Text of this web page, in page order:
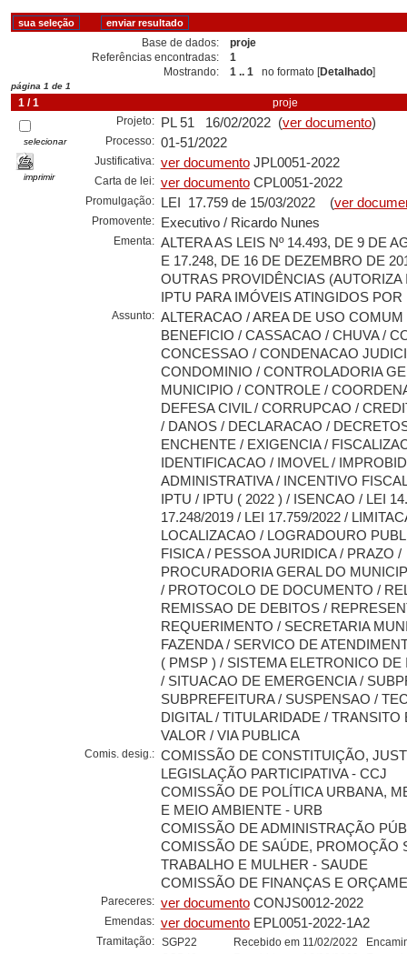
Base de dados:
proje
Referências encontradas:
1
Mostrando:
1 .. 1 no formato [Detalhado]
página 1 de 1
1 / 1 proje
selecionar
imprimir
Projeto: PL 51 16/02/2022 (ver documento)
Processo: 01-51/2022
Justificativa: ver documentoJPL0051-2022
Carta de lei: ver documentoCPL0051-2022
Promulgação: LEI 17.759 de 15/03/2022 (ver
Promovente: Executivo / Ricardo Nunes
Ementa: ALTERA AS LEIS Nº 14.493, DE 9 DE
E 17.248, DE 16 DE DEZEMBRO DE
OUTRAS PROVIDÊNCIAS (AUTORIZA
IPTU PARA IMÓVEIS ATINGIDOS
Assunto: ALTERACAO / AREA DE USO COMUM
BENEFICIO / CASSACAO / CHUVA /
CONCESSAO / CONDENACAO
CONDOMINIO / CONTROLADORIA
MUNICIPIO / CONTROLE /
DEFESA CIVIL / CORRUPCAO /
/ DANOS / DECLARACAO /
ENCHENTE / EXIGENCIA /
IDENTIFICACAO / IMOVEL /
ADMINISTRATIVA / INCENTIVO
IPTU / IPTU ( 2022 ) / ISENCAO / LEI
17.248/2019 / LEI 17.759/2022 /
LOCALIZACAO / LOGRADOURO
FISICA / PESSOA JURIDICA / PRAZO /
PROCURADORIA GERAL DO
/ PROTOCOLO DE DOCUMENTO /
REMISSAO DE DEBITOS /
REQUERIMENTO / SECRETARIA
FAZENDA / SERVICO DE
( PMSP ) / SISTEMA ELETRONICO
/ SITUACAO DE EMERGENCIA /
SUBPREFEITURA / SUSPENSAO /
DIGITAL / TITULARIDADE / TRANSITO
VALOR / VIA PUBLICA
Comis. desig.: COMISSÃO DE CONSTITUIÇÃO,
LEGISLAÇÃO PARTICIPATIVA - CCJ
COMISSÃO DE POLÍTICA URBANA,
E MEIO AMBIENTE - URB
COMISSÃO DE ADMINISTRAÇÃO
COMISSÃO DE SAÚDE, PROMOÇÃO
TRABALHO E MULHER - SAUDE
COMISSÃO DE FINANÇAS E
Pareceres: ver documentoCONJS0012-2022
Emendas: ver documentoEPL0051-2022-1A2
Tramitação: SGP22 Recebido em 11/02/2022